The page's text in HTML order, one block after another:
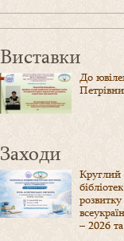
Виставки
До
Петрівни
Заходи
Круглий
– 2026